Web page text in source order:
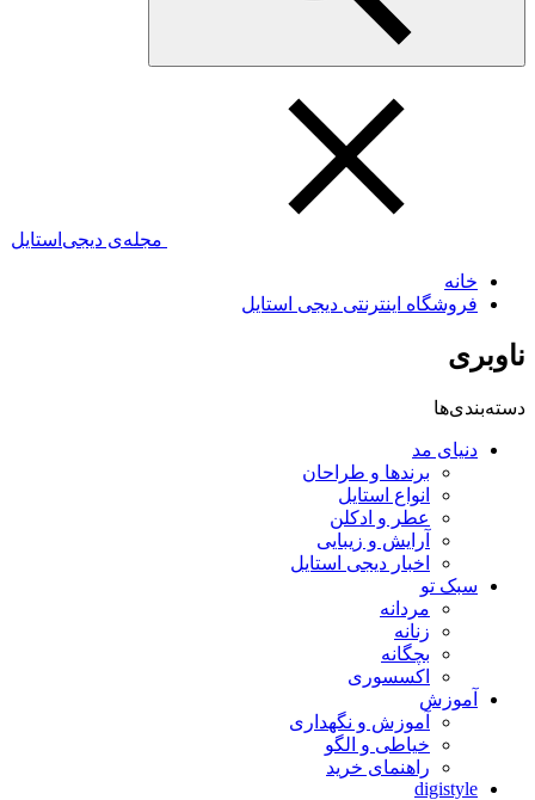
مجله‌ی دیجی‌استایل
خانه
فروشگاه اینترنتی دیجی استایل
ناوبری
دسته‌بندی‌ها
دنیای مد
برندها و طراحان
انواع استایل
عطر و ادکلن
آرایش و زیبایی
اخبار دیجی استایل
سبک تو
مردانه
زنانه
بچگانه
اکسسوری
آموزش
آموزش و نگهداری
خیاطی و الگو
راهنمای خرید
digistyle